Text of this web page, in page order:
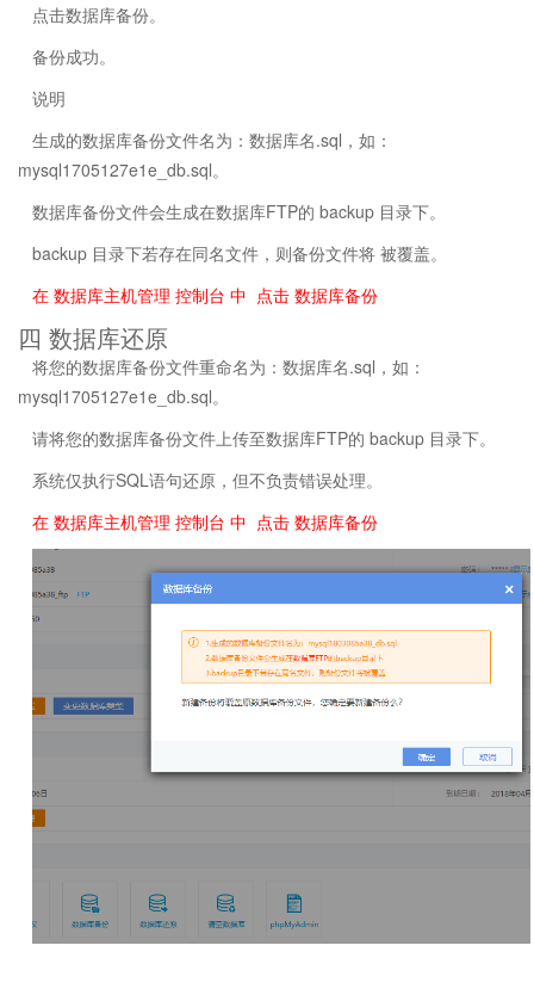
点击数据库备份。
备份成功。
说明
生成的数据库备份文件名为：数据库名.sql，如：
mysql1705127e1e_db.sql。
数据库备份文件会生成在数据库FTP的 backup 目录下。
backup 目录下若存在同名文件，则备份文件将 被覆盖。
在 数据库主机管理 控制台 中 点击 数据库备份
四 数据库还原
将您的数据库备份文件重命名为：数据库名.sql，如：
mysql1705127e1e_db.sql。
请将您的数据库备份文件上传至数据库FTP的 backup 目录下。
系统仅执行SQL语句还原，但不负责错误处理。
在 数据库主机管理 控制台 中 点击 数据库备份